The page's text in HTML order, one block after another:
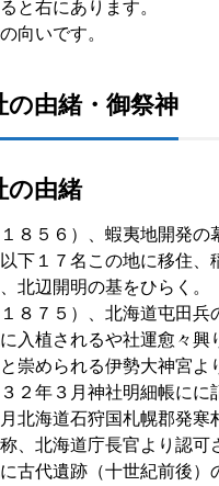
と右にあります。
向いです。
の由緒・御祭神
の由緒
８５６）、蝦夷地開発の
下１７名この地に移住、
北辺開明の基をひらく。
８７５）、北海道屯田兵
に入植されるや社運愈々
崇められる伊勢大神宮よ
２年３月神社明細帳に
北海道石狩国札幌郡発寒
、北海道庁長官より認
古代遺跡（十世紀前後）